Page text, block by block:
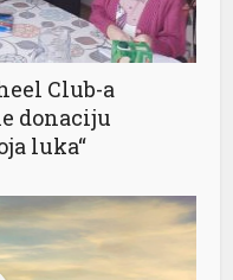
Club-a
donaciju
luka“